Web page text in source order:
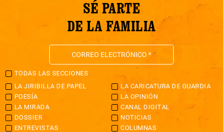
SÉ PARTE
DE LA FAMILIA
TODAS LAS SECCIONES
LA JIRIBILLA DE PAPEL
LA CARICATURA DE GUARDIA
POESÍA
LA OPINIÓN
LA MIRADA
CANAL DIGITAL
DOSSIER
NOTICIAS
ENTREVISTAS
COLUMNAS